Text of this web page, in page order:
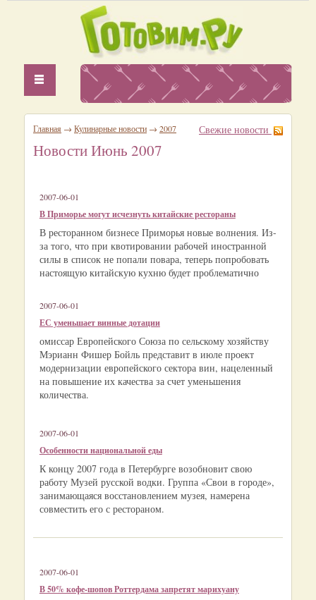
Главная → Кулинарные новости → 2007 Свежие новости
Новости Июнь 2007
2007-06-01
В Приморье могут исчезнуть китайские рестораны
В ресторанном бизнесе Приморья новые волнения. Из-
за того, что при квотировании рабочей иностранной
силы в список не попали повара, теперь попробовать
настоящую китайскую кухню будет проблематично
2007-06-01
ЕС уменьшает винные дотации
омиссар Европейского Союза по сельскому хозяйству
Мэрианн Фишер Бойль представит в июле проект
модернизации европейского сектора вин, нацеленный
на повышение их качества за счет уменьшения
количества.
2007-06-01
Особенности национальной еды
К концу 2007 года в Петербурге возобновит свою
работу Музей русской водки. Группа «Свои в городе»,
занимающаяся восстановлением музея, намерена
совместить его с рестораном.
2007-06-01
В 50% кофе-шопов Роттердама запретят марихуану